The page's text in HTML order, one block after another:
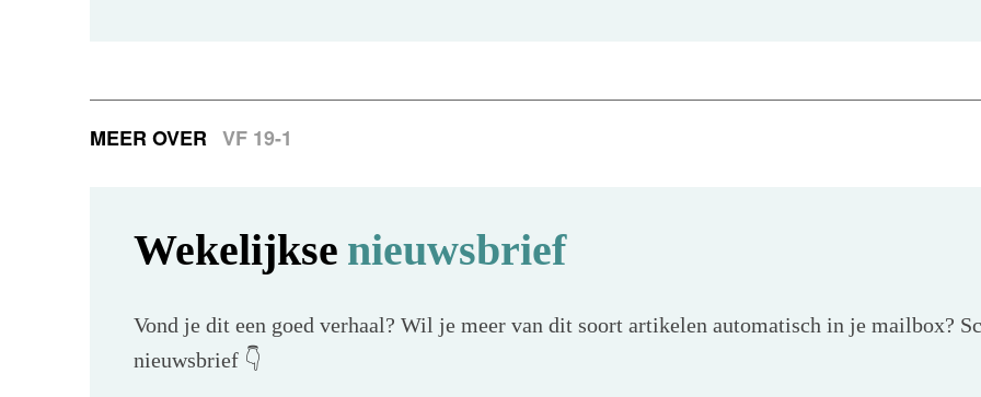
MEER OVER VF 19-1
Wekelijkse nieuwsbrief
Vond je dit een goed verhaal? Wil je meer van dit soort artikelen automatisch in je mailbox?
nieuwsbrief 👇